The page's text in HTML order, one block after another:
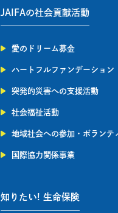
JAIFAの社会貢献活動
愛のドリーム募金
ハートフルファンデーション
突発的災害への支援活動
社会福祉活動
地域社会への参加・ボランテ
国際協力関係事業
知りたい! 生命保険